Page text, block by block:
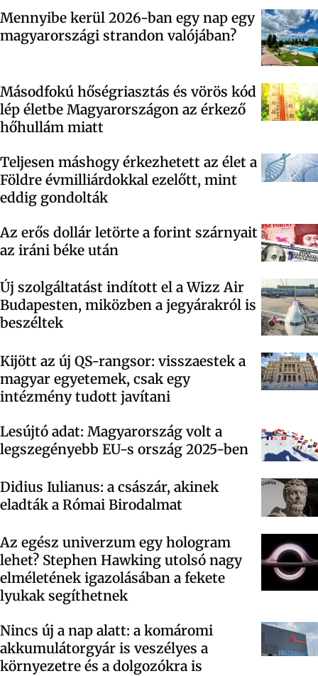
Mennyibe kerül 2026-ban egy nap egy
magyarországi strandon valójában?
Másodfokú hőségriasztás és vörös kód
lép életbe Magyarországon az érkező
hőhullám miatt
Teljesen máshogy érkezhetett az élet a
Földre évmilliárdokkal ezelőtt, mint
eddig gondolták
Az erős dollár letörte a forint szárnyait
az iráni béke után
Új szolgáltatást indított el a Wizz Air
Budapesten, miközben a jegyárakról is
beszéltek
Kijött az új QS-rangsor: visszaestek a
magyar egyetemek, csak egy
intézmény tudott javítani
Lesújtó adat: Magyarország volt a
legszegényebb EU-s ország 2025-ben
Didius Iulianus: a császár, akinek
eladták a Római Birodalmat
Az egész univerzum egy hologram
lehet? Stephen Hawking utolsó nagy
elméletének igazolásában a fekete
lyukak segíthetnek
Nincs új a nap alatt: a komáromi
akkumulátorgyár is veszélyes a
környezetre és a dolgozókra is